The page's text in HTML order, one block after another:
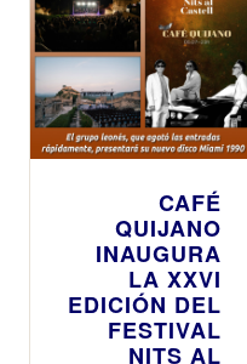
CAFÉ
QUIJANO
INAUGURA
LA XXVI
EDICIÓN DEL
FESTIVAL
NITS AL